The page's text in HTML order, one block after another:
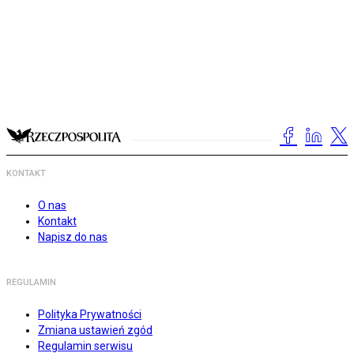
KONTAKT
O nas
Kontakt
Napisz do nas
REGULAMIN
Polityka Prywatności
Zmiana ustawień zgód
Regulamin serwisu